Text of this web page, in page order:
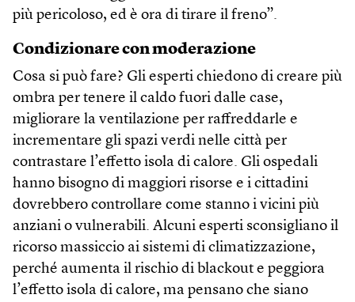
più pericoloso, ed è ora di tirare il freno”.
Condizionare con moderazione
Cosa si può fare? Gli esperti chiedono di creare più
ombra per tenere il caldo fuori dalle case,
migliorare la ventilazione per raffreddarle e
incrementare gli spazi verdi nelle città per
contrastare l’effetto isola di calore. Gli ospedali
hanno bisogno di maggiori risorse e i cittadini
dovrebbero controllare come stanno i vicini più
anziani o vulnerabili. Alcuni esperti sconsigliano il
ricorso massiccio ai sistemi di climatizzazione,
perché aumenta il rischio di blackout e peggiora
l’effetto isola di calore, ma pensano che siano